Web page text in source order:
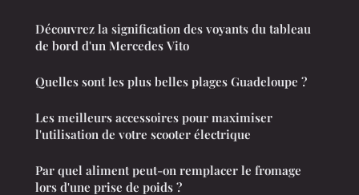
Découvrez la signification des voyants du tableau
de bord d'un Mercedes Vito
Quelles sont les plus belles plages Guadeloupe ?
Les meilleurs accessoires pour maximiser
l'utilisation de votre scooter électrique
Par quel aliment peut-on remplacer le fromage
lors d'une prise de poids ?